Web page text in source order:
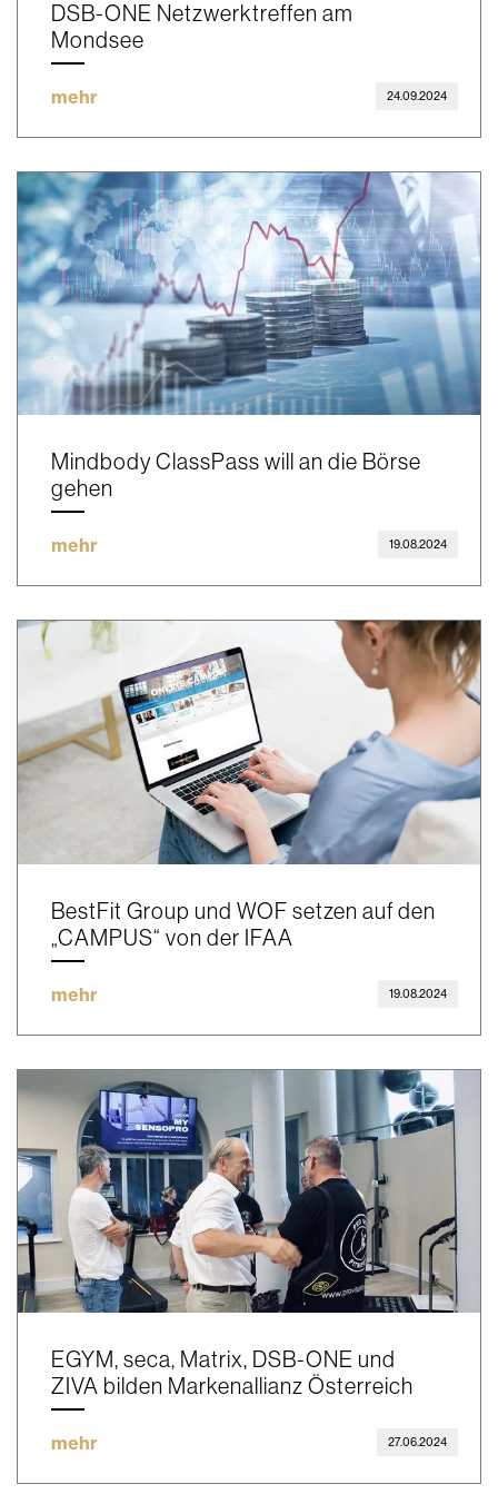
DSB-ONE Netzwerktreffen am
Mondsee
mehr 24.09.2024
Mindbody ClassPass will an die Börse
gehen
mehr 19.08.2024
BestFit Group und WOF setzen auf den
„CAMPUS“ von der IFAA
mehr 19.08.2024
EGYM, seca, Matrix, DSB-ONE und
ZIVA bilden Markenallianz Österreich
mehr 27.06.2024